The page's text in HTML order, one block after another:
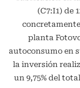
(C7:I1) de
planta
autoconsumo en
la inversión
un 9,75% del